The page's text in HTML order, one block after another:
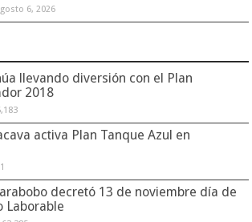
6, 2026
llevando diversión con el Plan
2018
activa Plan Tanque Azul en
decretó 13 de noviembre día de
Laborable